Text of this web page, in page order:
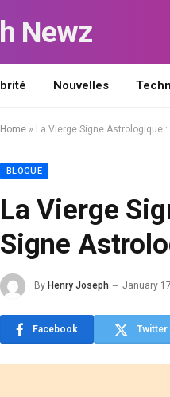
Newz
Nouvelles
Home » La Vierge Signe Astrologique
BLOGUE
La Vierge
Signe
By Henry Joseph January
Facebook Twitter